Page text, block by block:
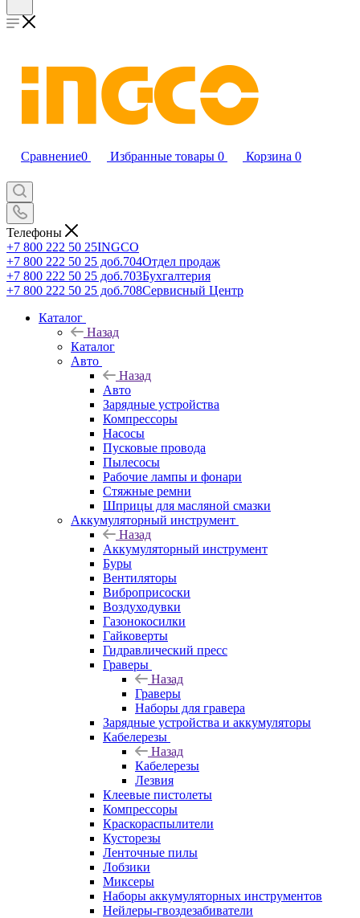
Сравнение0 Избранные товары 0 Корзина 0
Телефоны
+7 800 222 50 25INGCO
+7 800 222 50 25 доб.704Отдел продаж
+7 800 222 50 25 доб.703Бухгалтерия
+7 800 222 50 25 доб.708Сервисный Центр
Каталог
Назад
Каталог
Авто
Назад
Авто
Зарядные устройства
Компрессоры
Насосы
Пусковые провода
Пылесосы
Рабочие лампы и фонари
Стяжные ремни
Шприцы для масляной смазки
Аккумуляторный инструмент
Назад
Аккумуляторный инструмент
Буры
Вентиляторы
Виброприсоски
Воздуходувки
Газонокосилки
Гайковерты
Гидравлический пресс
Граверы
Назад
Граверы
Наборы для гравера
Зарядные устройства и аккумуляторы
Кабелерезы
Назад
Кабелерезы
Лезвия
Клеевые пистолеты
Компрессоры
Краскораспылители
Кусторезы
Ленточные пилы
Лобзики
Миксеры
Наборы аккумуляторных инструментов
Нейлеры-гвоздезабиватели